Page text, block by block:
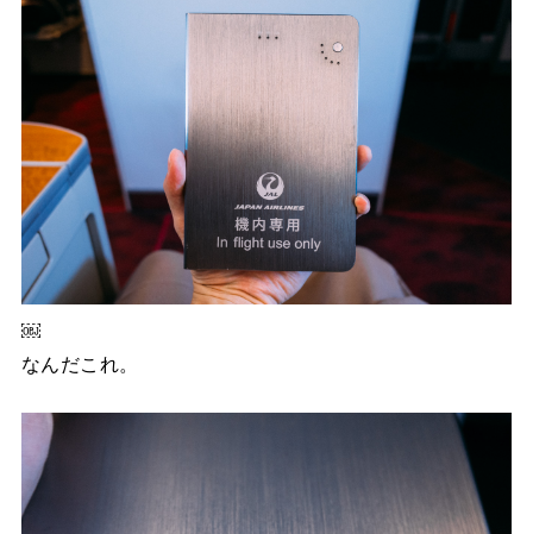
￼
なんだこれ。